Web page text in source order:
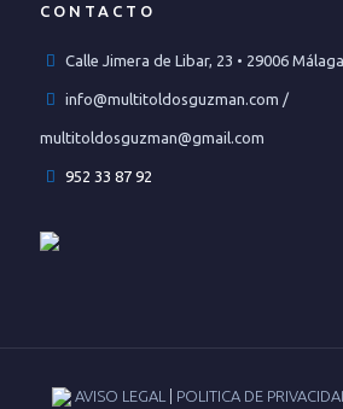
CONTACTO
Calle Jimera de Libar, 23 • 29006 Málaga
info@multitoldosguzman.com /
multitoldosguzman@gmail.com
952 33 87 92
AVISO LEGAL POLITICA DE